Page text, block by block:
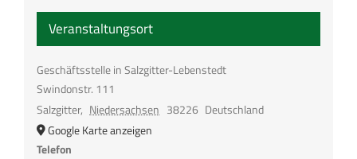
Veranstaltungsort
Geschäftsstelle in Salzgitter-Lebenstedt
Swindonstr. 111
Salzgitter, Niedersachsen 38226 Deutschland
Google Karte anzeigen
Telefon